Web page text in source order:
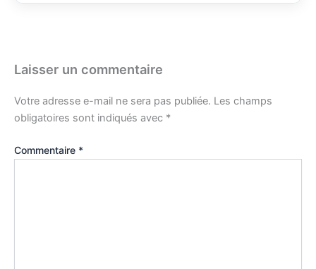
Laisser un commentaire
Votre adresse e-mail ne sera pas publiée. Les champs
obligatoires sont indiqués avec *
Commentaire *